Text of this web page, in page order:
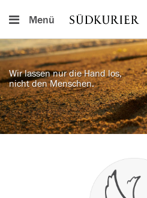
Menü
Wir lassen nur die Hand los,
nicht den Menschen.